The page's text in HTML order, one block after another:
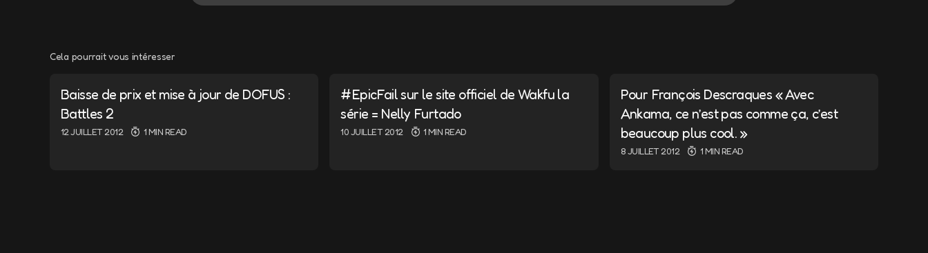
Cela pourrait vous intéresser
Baisse de prix et mise à jour de DOFUS :
Battles 2
12 JUILLET 2012 1 MIN READ
#EpicFail sur le site officiel de Wakfu la
série = Nelly Furtado
10 JUILLET 2012 1 MIN READ
Pour François Descraques « Avec
Ankama, ce n’est pas comme ça, c’est
beaucoup plus cool. »
8 JUILLET 2012 1 MIN READ